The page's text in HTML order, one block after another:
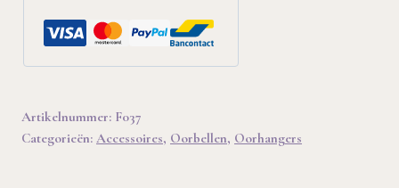
Artikelnummer: F037
Categorieën: Accessoires, Oorbellen, Oorhangers